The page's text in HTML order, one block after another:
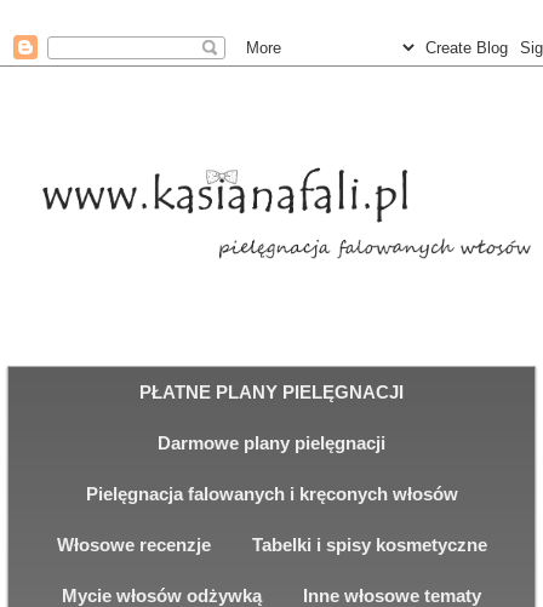
PŁATNE PLANY PIELĘGNACJI
Darmowe plany pielęgnacji
Pielęgnacja falowanych i kręconych włosów
Włosowe recenzje Tabelki i spisy kosmetyczne
Mycie włosów odżywką Inne włosowe tematy